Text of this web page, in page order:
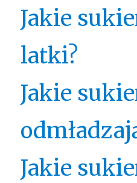
Jakie
latki?
Jakie
Jakie